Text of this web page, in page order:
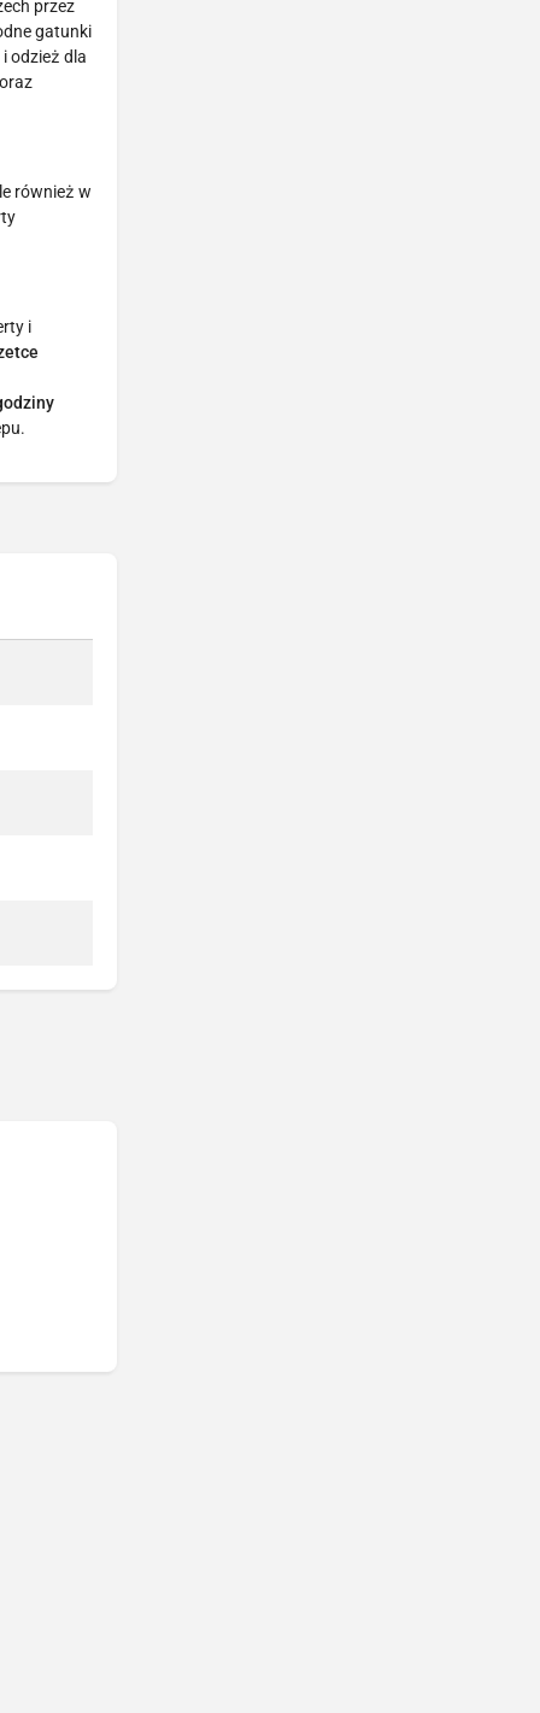
przez
gatunki
odzież dla
również w
i